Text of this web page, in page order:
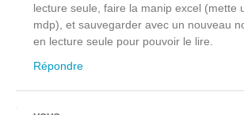
lecture seule, faire la manip excel (mette
mdp), et sauvegarder avec un nouveau
en lecture seule pour pouvoir le lire.
Répondre